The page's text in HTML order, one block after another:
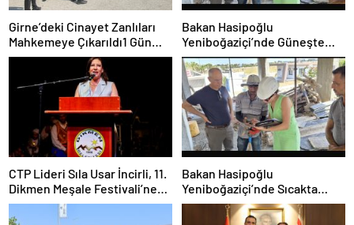
Girne’deki Cinayet Zanlıları
Mahkemeye Çıkarıldı1 Gün
Tutukluluk Kararı
Bakan Hasipoğlu
Yeniboğaziçi’nde Güneşte
Çalışma Yasağı Denetimlerine
Katıldı
CTP Lideri Sıla Usar İncirli, 11.
Dikmen Meşale Festivali’ne
Katıldı
Bakan Hasipoğlu
Yeniboğaziçi’nde Sıcakta
Çalışma Yasağı Denetimlerine